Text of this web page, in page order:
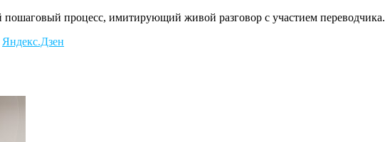
пошаговый процесс, имитирующий живой разговор с участием переводчика.
Яндекс.Дзен